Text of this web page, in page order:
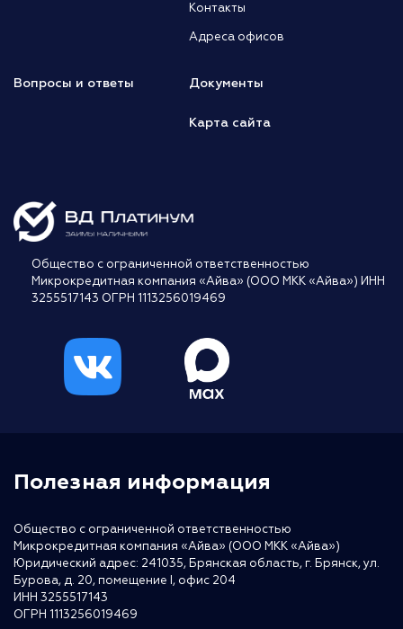
Контакты
Адреса офисов
Вопросы и ответы Документы
Карта сайта
Общество с ограниченной ответственностью
Микрокредитная компания «Айва» (ООО МКК «Айва») ИНН
3255517143 ОГРН 1113256019469
Полезная информация
Общество с ограниченной ответственностью
Микрокредитная компания «Айва» (ООО МКК «Айва»)
Юридический адрес: 241035, Брянская область, г. Брянск, ул.
Бурова, д. 20, помещение I, офис 204
ИНН 3255517143
ОГРН 1113256019469